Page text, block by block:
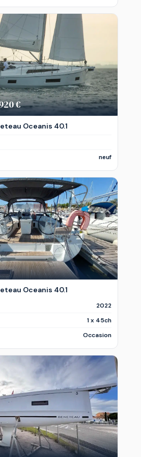
€
Oceanis 40.1
neuf
Oceanis 40.1
2022
1 x 45ch
Occasion